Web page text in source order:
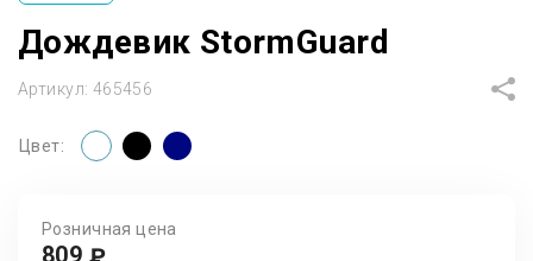
Дождевик StormGuard
Артикул: 465456
Цвет:
Розничная цена
809